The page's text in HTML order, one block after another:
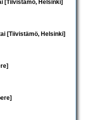
[Tiivistämö, Helsinki]
[Tiivistämö, Helsinki]